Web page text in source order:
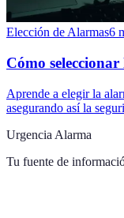
Elección de Alarmas6
Cómo
Aprende a elegir la
asegurando así la
Urgencia Alarma
Tu fuente de